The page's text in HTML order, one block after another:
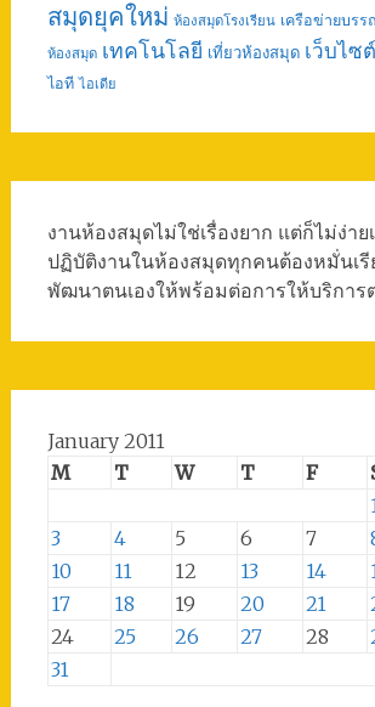
สมุดยุคใหม่ ห้องสมุดโรงเรียน เครือข่ายบร
ห้องสมุด เทคโนโลยี เที่ยวห้องสมุด เว็บไซต์
ไอที ไอเดีย
งานห้องสมุดไม่ใช่เรื่องยาก แต่ก็ไม่ง่า
ปฏิบัติงานในห้องสมุดทุกคนต้องหมั่นเรี
พัฒนาตนเองให้พร้อมต่อการให้บริการ
January 2011
M
T W T F
3
4 5 6 7
10
11 12 13 14
17
18 19 20 21
24
25 26 27 28
31